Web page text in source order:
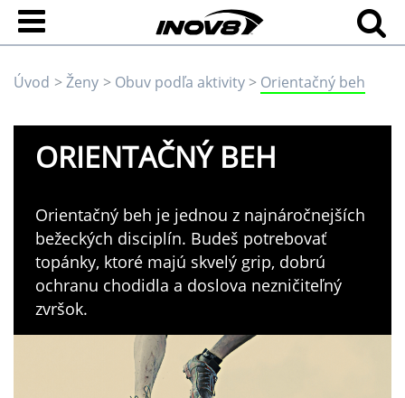
Úvod Ženy Obuv podľa aktivity Orientačný beh
ORIENTAČNÝ BEH
Orientačný beh je jednou z najnáročnejších
bežeckých disciplín. Budeš potrebovať
topánky, ktoré majú skvelý grip, dobrú
ochranu chodidla a doslova nezničiteľný
zvršok.